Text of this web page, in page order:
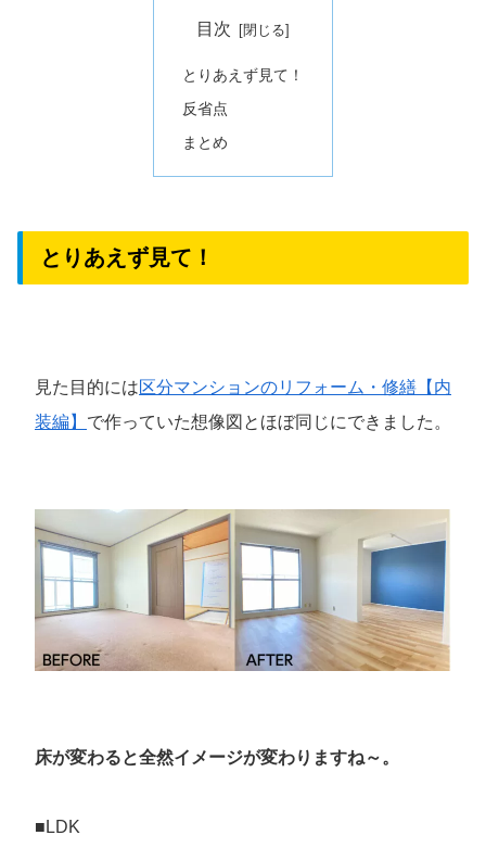
目次
とりあえず見て！
反省点
まとめ
とりあえず見て！
見た目的には区分マンションのリフォーム・修繕【内
装編】 で作っていた想像図とほぼ同じにできました。
床が変わると全然イメージが変わりますね～。
■LDK